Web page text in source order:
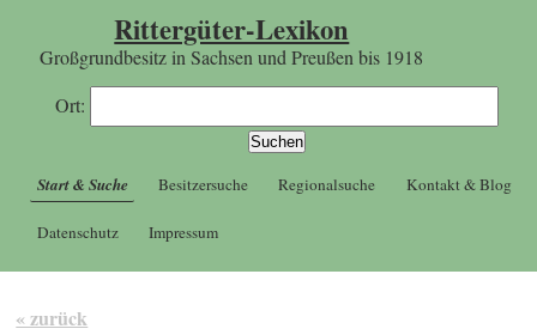
Rittergüter-Lexikon
Großgrundbesitz in Sachsen und Preußen bis 1918
Ort:
Start & Suche Besitzersuche Regionalsuche Kontakt & Blog
Datenschutz Impressum
« zurück